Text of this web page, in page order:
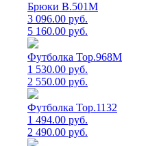
Брюки B.501M
3 096.00 руб.
5 160.00 руб.
Футболка Top.968M
1 530.00 руб.
2 550.00 руб.
Футболка Top.1132
1 494.00 руб.
2 490.00 руб.